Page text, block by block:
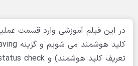
در این فیلم آموزشی وارد قسمت